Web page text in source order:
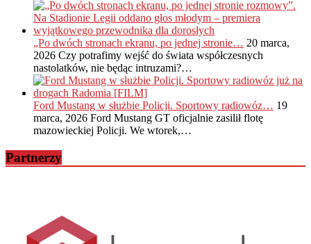
„Po dwóch stronach ekranu, po jednej stronie… 20 marca,
2026 Czy potrafimy wejść do świata współczesnych
nastolatków, nie będąc intruzami?…
Ford Mustang w służbie Policji. Sportowy radiowóz… 19
marca, 2026 Ford Mustang GT oficjalnie zasilił flotę
mazowieckiej Policji. We wtorek,…
Partnerzy